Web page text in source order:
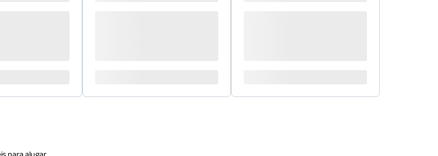
para alugar.